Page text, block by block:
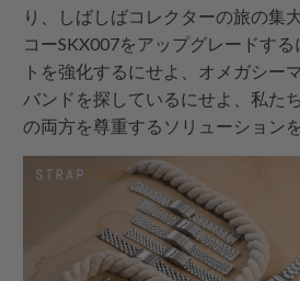
り、しばしばコレクターの旅の集
コーSKX007をアップグレードす
トを強化するにせよ、オメガシー
バンドを探しているにせよ、私た
の両方を尊重するソリューション